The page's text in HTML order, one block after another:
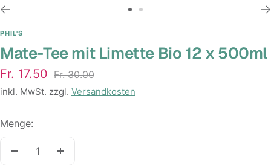
1 2
PHIL'S
Mate-Tee mit Limette Bio 12 x 500ml
Angebotspreis
Fr. 17.50 Regulärer
Preis
Fr. 30.00
inkl. MwSt. zzgl. Versandkosten
Menge:
Menge
Menge